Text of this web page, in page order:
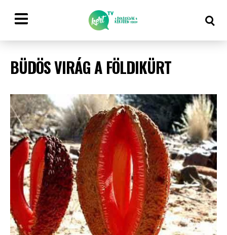
BÜDÖS VIRÁG A FÖLDIKÜRT